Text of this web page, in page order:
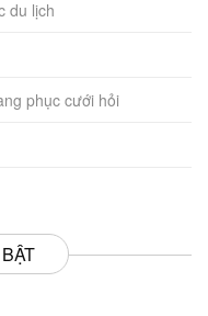
du lịch
phục cưới hỏi